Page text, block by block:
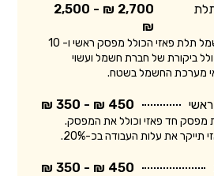
2,700 ₪ - 2,500
₪
המחיר מתייחס ללוח חשמל תלת פאזי הכולל מפסק ראשי ו- 10
ביקורת של חברת חשמל ועשוי
מערכת החשמל בשטח.
450 ₪ - 350 ₪
מפסק חד פאזי וכולל את המפסק.
את עלות העבודה בכ-20%.
450 ₪ - 350 ₪